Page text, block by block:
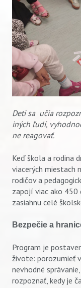
Deti sa učia
iných ľudí,
ne reagovať.
Keď škola a rodina
viacerých miestach
rodičov a
zapojí viac ako
zasiahnu celé
Bezpečie a
Program je
živote: porozumieť
nevhodné
rozpoznať,